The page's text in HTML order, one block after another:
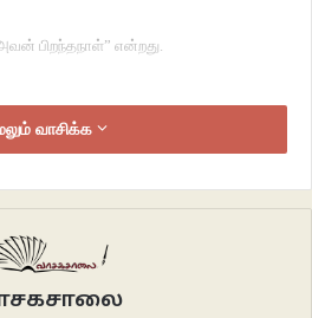
பிறந்தநாள்” என்றது.
வாசிக்க